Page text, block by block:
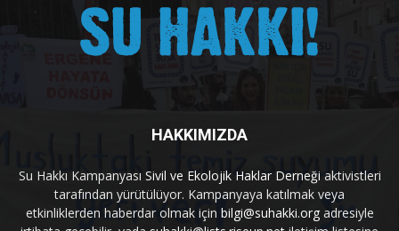
HAKKIMIZDA
Su Hakkı Kampanyası Sivil ve Ekolojik Haklar Derneği aktivistleri
tarafından yürütülüyor. Kampanyaya katılmak veya
etkinliklerden haberdar olmak için bilgi@suhakki.orgadresiyle